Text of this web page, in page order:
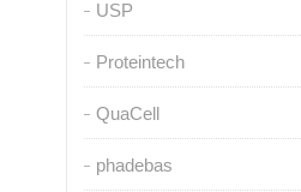
USP
Proteintech
QuaCell
phadebas